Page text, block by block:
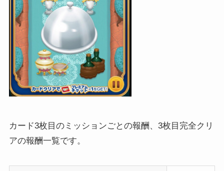
カード3枚目のミッションごとの報酬、3枚目完全クリ
アの報酬一覧です。